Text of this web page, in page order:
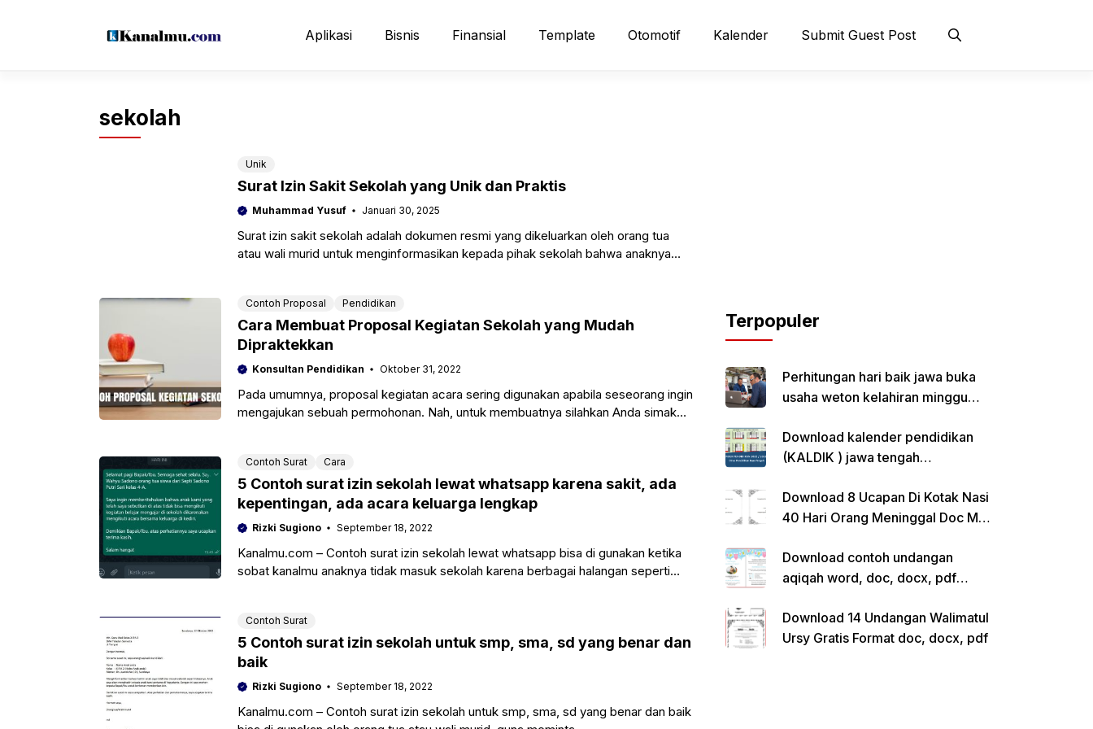
Aplikasi Bisnis Finansial Template Otomotif Kalender Submit Guest Post
sekolah
Unik
Surat Izin Sakit Sekolah yang Unik dan Praktis
Muhammad Yusuf Januari 30, 2025
Surat izin sakit sekolah adalah dokumen resmi yang dikeluarkan oleh orang tua
atau wali murid untuk menginformasikan kepada pihak sekolah bahwa anaknya
Contoh Proposal Pendidikan
Cara Membuat Proposal Kegiatan Sekolah yang Mudah
Dipraktekkan
Konsultan Pendidikan Oktober 31, 2022
Pada umumnya, proposal kegiatan acara sering digunakan apabila seseorang ingin
mengajukan sebuah permohonan. Nah, untuk membuatnya silahkan Anda simak
Contoh Surat Cara
5 Contoh surat izin sekolah lewat whatsapp karena sakit, ada
kepentingan, ada acara keluarga lengkap
Rizki Sugiono September 18, 2022
Kanalmu.com – Contoh surat izin sekolah lewat whatsapp bisa di gunakan ketika
sobat kanalmu anaknya tidak masuk sekolah karena berbagai halangan seperti
Contoh Surat
5 Contoh surat izin sekolah untuk smp, sma, sd yang benar dan
baik
Rizki Sugiono September 18, 2022
Kanalmu.com – Contoh surat izin sekolah untuk smp, sma, sd yang benar dan baik
Terpopuler
Perhitungan hari baik jawa buka
usaha weton kelahiran minggu
Download kalender pendidikan
(KALDIK ) jawa tengah
Download 8 Ucapan Di Kotak Nasi
40 Hari Orang Meninggal Doc Ms.
Download contoh undangan
aqiqah word, doc, docx, pdf
Download 14 Undangan Walimatul
Ursy Gratis Format doc, docx, pdf